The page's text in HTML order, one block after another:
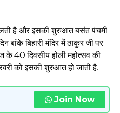
है और इसकी शुरुआत बसंत पंचमी
बांके बिहारी मंदिर में ठाकुर जी पर
के 40 दिवसीय होली महोत्सव की
को इसकी शुरुआत हो जाती है.
Join Now